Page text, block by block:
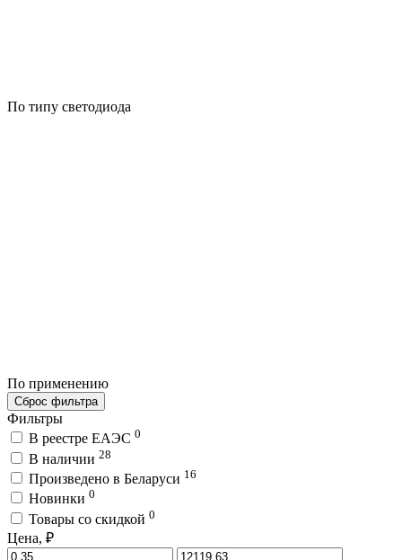
По типу светодиода
По применению
Сброс фильтра
Фильтры
В реестре ЕАЭС 0
В наличии 28
Произведено в Беларуси 16
Новинки 0
Товары со скидкой 0
Цена, ₽